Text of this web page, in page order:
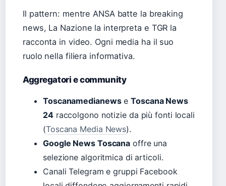
Il pattern: mentre ANSA batte la breaking
news, La Nazione la interpreta e TGR la
racconta in video. Ogni media ha il suo
ruolo nella filiera informativa.
Aggregatori e community
ToscanamedianewseToscana News
24raccolgono notizie da più fonti locali
(Toscana Media News).
Google News Toscana offre una
selezione algoritmica di articoli.
Canali Telegram e gruppi Facebook